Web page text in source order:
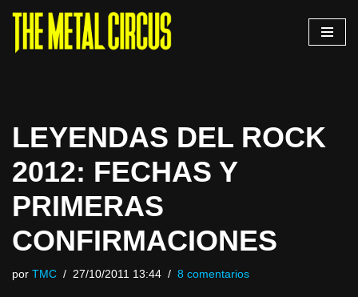
Saltar
LEYENDAS DEL ROCK
2012: FECHAS Y
PRIMERAS
CONFIRMACIONES
por TMC 27/10/2011 13:44 8 comentarios